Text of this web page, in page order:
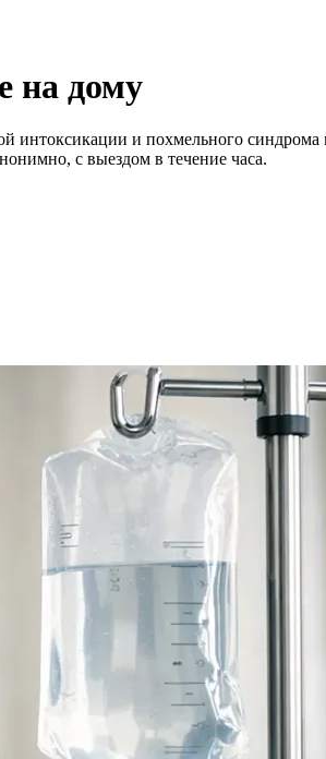
на дому
интоксикации и похмельного
с выездом в течение часа.